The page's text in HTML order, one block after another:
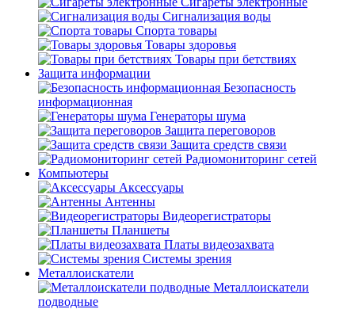
Сигнализация воды
Спорта товары
Товары здоровья
Товары при бетствиях
Защита информации
Безопасность
информационная
Генераторы шума
Защита переговоров
Защита средств связи
Радиомониторинг сетей
Компьютеры
Аксессуары
Антенны
Видеорегистраторы
Планшеты
Платы видеозахвата
Системы зрения
Металлоискатели
Металлоискатели
подводные